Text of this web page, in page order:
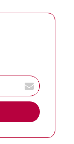
أ
د
خ
ل